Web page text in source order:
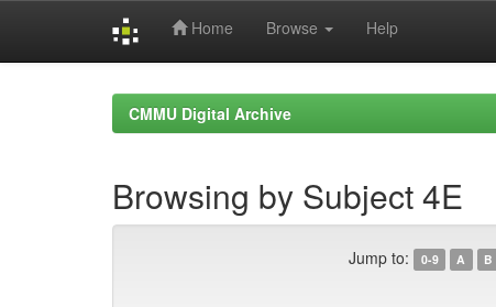
Home Browse Help
CMMU Digital Archive
Browsing by Subject 4E
Jump to: 0-9 A B